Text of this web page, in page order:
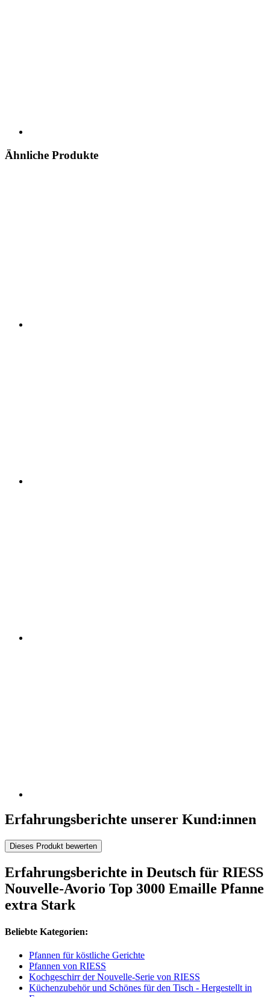
Ähnliche Produkte
Erfahrungsberichte unserer Kund:innen
Dieses Produkt bewerten
Erfahrungsberichte in Deutsch für RIESS
Nouvelle-Avorio Top 3000 Emaille Pfanne
extra Stark
Beliebte Kategorien:
Pfannen für köstliche Gerichte
Pfannen von RIESS
Kochgeschirr der Nouvelle-Serie von RIESS
Küchenzubehör und Schönes für den Tisch - Hergestellt in